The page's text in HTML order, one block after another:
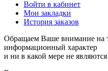
Войти в кабинет
Мои закладки
История заказов
Обращаем Ваше внимание на
информационный характер
и ни в какой мере не